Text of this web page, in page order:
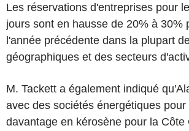
Les réservations d'entreprises pour
jours sont en hausse de 20% à 30%
l'année précédente dans la plupart
géographiques et des secteurs
M. Tackett a également indiqué
avec des sociétés énergétiques
davantage en kérosène pour la Côte